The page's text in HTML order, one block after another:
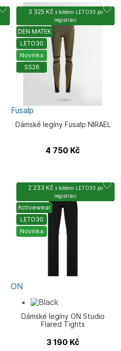
3 325 Kč s kódem LETO30 po
registraci
DEN MATEK
LETO30
Novinka
SS26
Fusalp
Dámské legíny Fusalp NIRAEL
4 750 Kč
2 233 Kč s kódem LETO30 po
registraci
Activewear
LETO30
Novinka
ON
Dámské legíny ON Studio
Flared Tights
3 190 Kč